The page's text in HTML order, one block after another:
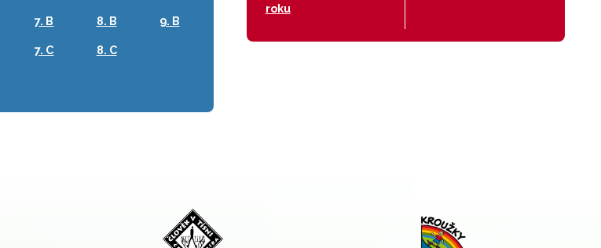
7. B
7. C
8. B
8. C
9. B
roku